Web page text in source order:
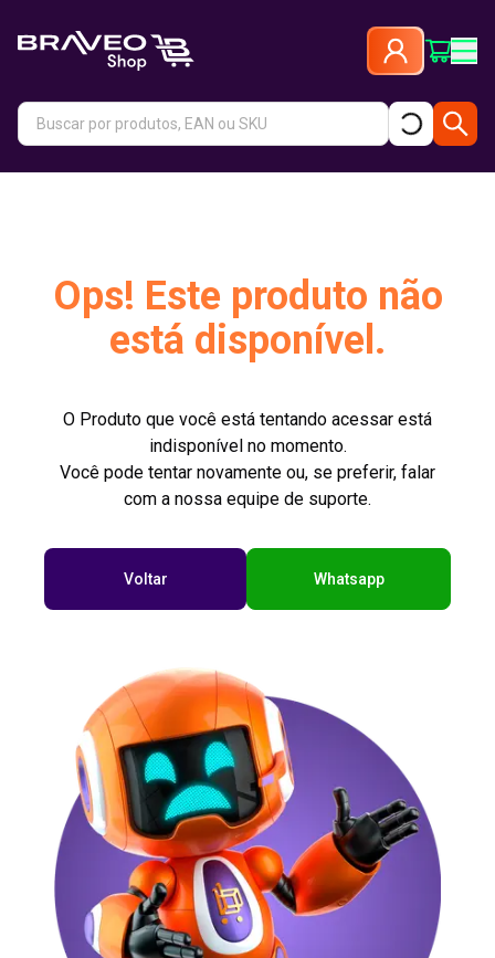
Ops! Este produto não
está disponível.
O Produto que você está tentando acessar está
indisponível no momento.
Você pode tentar novamente ou, se preferir, falar
com a nossa equipe de suporte.
Voltar Whatsapp